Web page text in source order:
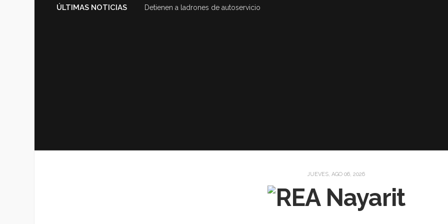
ÚLTIMAS NOTICIAS Exhiben en video sucursal del Banco del Bienestar «en medio de la nada»
JUEVES, AGO 06, 2026